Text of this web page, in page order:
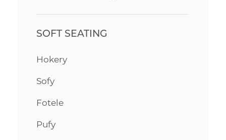
SOFT SEATING
Hokery
Sofy
Fotele
Pufy